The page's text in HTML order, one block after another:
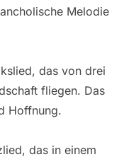
Melodie
das von drei
fliegen. Das
Hoffnung.
das in einem